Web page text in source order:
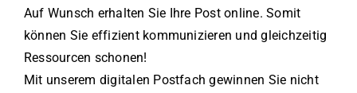
Auf Wunsch erhalten Sie Ihre Post online. Somit
können Sie effizient kommunizieren und gleichzeitig
Ressourcen schonen!
Mit unserem digitalen Postfach gewinnen Sie nicht